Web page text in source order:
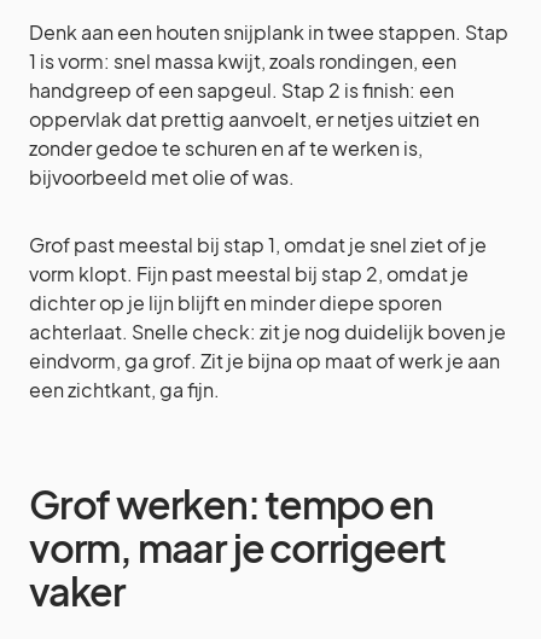
Denk aan een houten snijplank in twee stappen. Stap
1 is vorm: snel massa kwijt, zoals rondingen, een
handgreep of een sapgeul. Stap 2 is finish: een
oppervlak dat prettig aanvoelt, er netjes uitziet en
zonder gedoe te schuren en af te werken is,
bijvoorbeeld met olie of was.
Grof past meestal bij stap 1, omdat je snel ziet of je
vorm klopt. Fijn past meestal bij stap 2, omdat je
dichter op je lijn blijft en minder diepe sporen
achterlaat. Snelle check: zit je nog duidelijk boven je
eindvorm, ga grof. Zit je bijna op maat of werk je aan
een zichtkant, ga fijn.
Grof werken: tempo en
vorm, maar je corrigeert
vaker